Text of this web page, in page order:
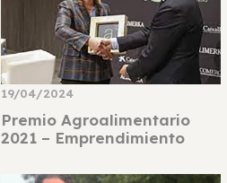
19/04/2024
Premio Agroalimentario
2021 – Emprendimiento